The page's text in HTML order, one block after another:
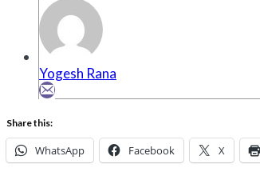
Yogesh Rana
Share this:
WhatsApp Facebook X